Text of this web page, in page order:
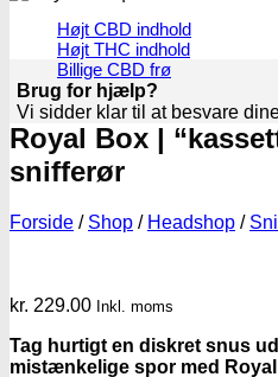
Højt CBD indhold
Højt THC indhold
Billige CBD frø
Brug for hjælp?
Vi sidder klar til at besvare
Royal Box |
snifferør
Forside / Shop / Headshop /
kr. 229.00 Inkl. moms
Tag hurtigt en diskret snus
mistænkelige spor med